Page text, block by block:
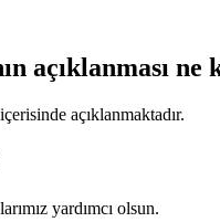
açıklanması ne
açıklanmaktadır.
yardımcı olsun.